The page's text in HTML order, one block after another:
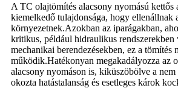
A TC olajtömítés alacsony nyomású kettős
kiemelkedő tulajdonsága, hogy ellenállnak
környezetnek.Azokban az iparágakban,
kritikus, például hidraulikus rendszerekben
mechanikai berendezésekben, ez a tömítés
működik.Hatékonyan megakadályozza az
alacsony nyomáson is, kiküszöbölve a
okozta hatástalanság és esetleges károk